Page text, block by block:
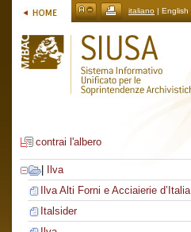
italiano | English
contrai l'albero
Ilva
Ilva Alti Forni e Acciaierie d’Italia
Italsider